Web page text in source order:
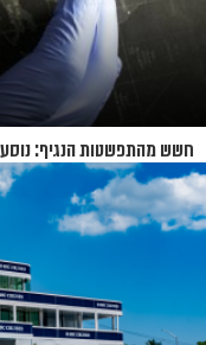
חשש מהתפשטות הנגיף: נוסע
בנברסקה